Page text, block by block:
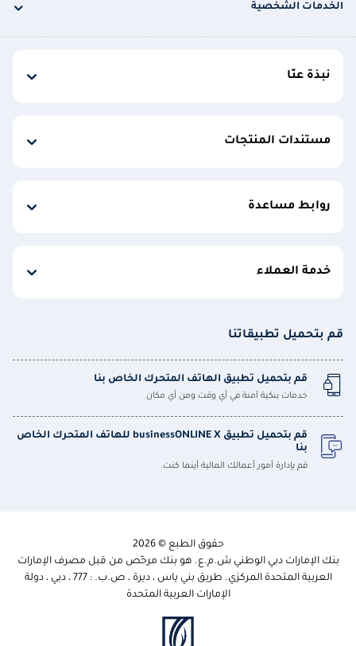
الخدمات الشخصية
نبذة عنّا
مستندات المنتجات
روابط مساعدة
خدمة العملاء
قم بتحميل تطبيقاتنا
قم بتحميل تطبيق الهاتف المتحرك الخاص بنا
خدمات بنكية آمنة في أي وقت ومن أي مكان
قم بتحميل تطبيق businessONLINE X للهاتف المتحرك الخاص
بنا
قم بإدارة أمور أعمالك المالية أينما كنت.
حقوق الطبع © 2026
بنك الإمارات دبي الوطني ش.م.ع. هو بنك مرخّص من قبل مصرف الإمارات
العربية المتحدة المركزي. طريق بني ياس ، ديرة ، ص.ب. : 777 ، دبي ، دولة
الإمارات العربية المتحدة